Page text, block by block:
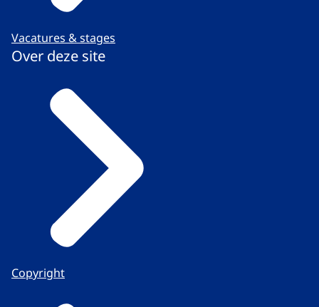
Vacatures & stages
Over deze site
Copyright